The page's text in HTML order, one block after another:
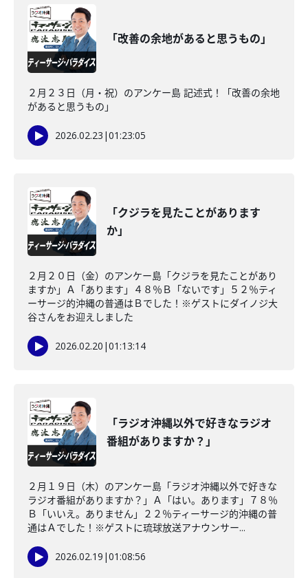
「改善の余地があると思うもの」
２月２３日（月・祝）のアンケー島 記述式！「改善の余地
があると思うもの」
2026.02.23 |01:23:05
「クジラを見たことがあります
か」
２月２０日（金）のアンケー島「クジラを見たことがあり
ますか」Ａ「あります」４８％Ｂ「ないです」５２％ティ
ーサージ的沖縄の普通はＢでした！※ゲストにダイノジ大
谷さんをお迎えしました
2026.02.20 |01:13:14
「ラジオ沖縄以外で好きなラジオ
番組がありますか？」
２月１９日（木）のアンケー島「ラジオ沖縄以外で好きな
ラジオ番組がありますか？」Ａ「はい。あります」７８％
Ｂ「いいえ。ありません」２２％ティーサージ的沖縄の普
通はＡでした！※ゲストに琉球放送アナウンサー...
2026.02.19 |01:08:56